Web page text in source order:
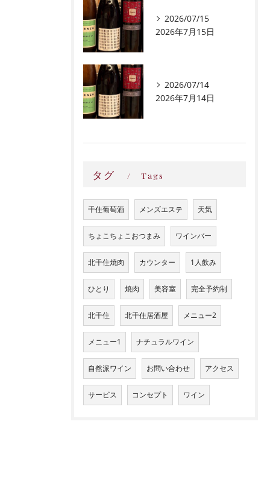
2026/07/15
2026年7月15日
2026/07/14
2026年7月14日
タグ Tags
千住葡萄酒 メンズエステ 天気
ちょこちょこおつまみ ワインバー
北千住焼肉 カウンター 1人飲み
ひとり 焼肉 美容室 完全予約制
北千住 北千住居酒屋 メニュー2
メニュー1 ナチュラルワイン
自然派ワイン お問い合わせ アクセス
サービス コンセプト ワイン